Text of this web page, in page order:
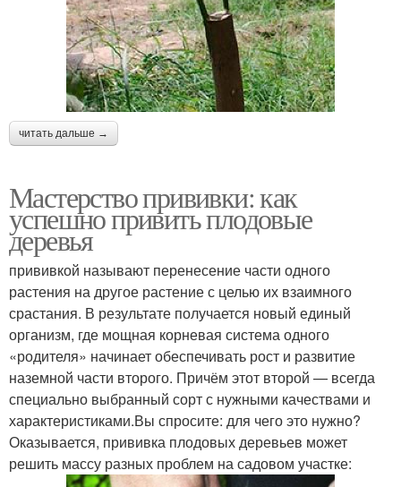
читать дальше →
Мастерство прививки: как
успешно привить плодовые
деревья
прививкой называют перенесение части одного
растения на другое растение с целью их взаимного
срастания. В результате получается новый единый
организм, где мощная корневая система одного
«родителя» начинает обеспечивать рост и развитие
наземной части второго. Причём этот второй — всегда
специально выбранный сорт с нужными качествами и
характеристиками.Вы спросите: для чего это нужно?
Оказывается, прививка плодовых деревьев может
решить массу разных проблем на садовом участке: